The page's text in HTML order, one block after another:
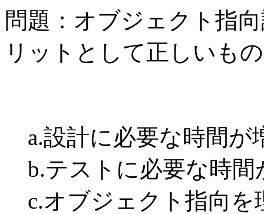
問題：オブジェクト指
リットとして正しいも
a.設計に必要な時間が
b.テストに必要な時間
c.オブジェクト指向を